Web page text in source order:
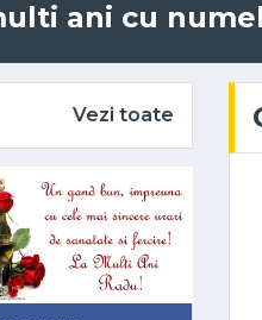
ani cu
Vezi toate